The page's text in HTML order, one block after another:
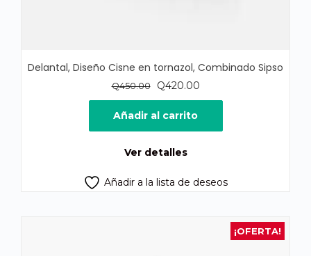
Delantal, Diseño Cisne en tornazol, Combinado Sipso
Q450.00
El
precio
original
era:
Q420.00El
precio
es:
Añadir al carrito
Ver detalles
Añadir a la lista de deseos
¡OFERTA!